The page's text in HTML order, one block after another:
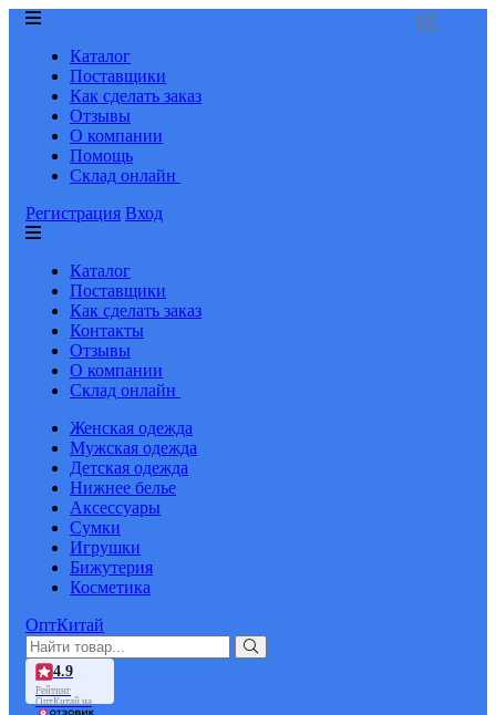
Каталог
Поставщики
Как сделать заказ
Отзывы
О компании
Помощь
Склад онлайн
Регистрация Вход
Каталог
Поставщики
Как сделать заказ
Контакты
Отзывы
О компании
Склад онлайн
Женская одежда
Мужская одежда
Детская одежда
Нижнее белье
Аксессуары
Сумки
Игрушки
Бижутерия
Косметика
ОптКитай
4.9
Рейтинг
ОптКитай на